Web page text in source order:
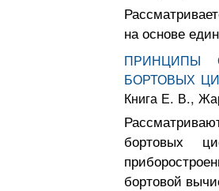
на основе
ПРИНЦИПЫ
БОРТОВЫХ
Книга Е. В.,
бортовых
бортовой